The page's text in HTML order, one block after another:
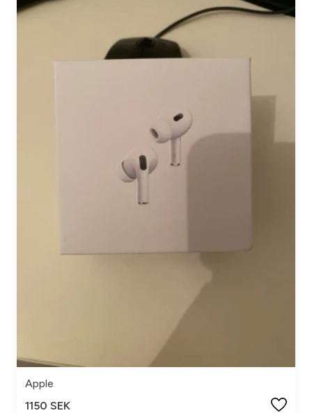
Apple
1150 SEK